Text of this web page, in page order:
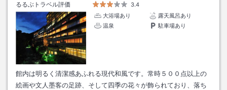
るるぶトラベル評価
3.4
大浴場あり
露天風呂あり
温泉
駐車場あり
館内は明るく清潔感あふれる現代和風です。常時５００点以上の
絵画や文人墨客の足跡、そして四季の花々が飾られており、落ち